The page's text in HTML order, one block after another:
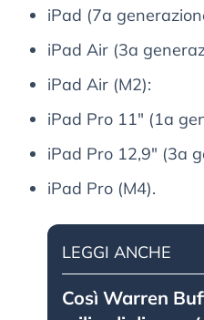
iPad (7a
iPad Air (3a
iPad Air (M2):
iPad Pro 11" (1a
iPad Pro 12,9" (3a
iPad Pro (M4).
LEGGI ANCHE
Così Warren